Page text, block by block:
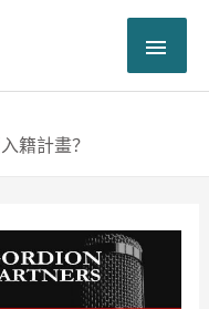
主
菜
籍計畫？